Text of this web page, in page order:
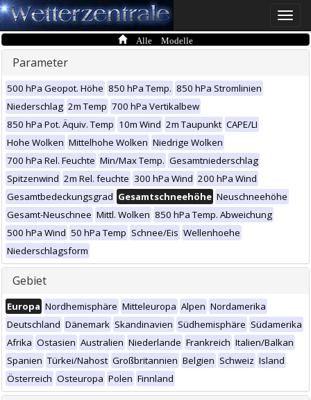
Toggle
Alle Modelle
Parameter
500 hPa Geopot. Höhe 850 hPa Temp. 850 hPa Stromlinien
Niederschlag 2m Temp 700 hPa Vertikalbew
850 hPa Pot. Äquiv. Temp 10m Wind 2m Taupunkt CAPE/LI
Hohe Wolken Mittelhohe Wolken Niedrige Wolken
700 hPa Rel. Feuchte Min/Max Temp. Gesamtniederschlag
Spitzenwind 2m Rel. feuchte 300 hPa Wind 200 hPa Wind
Gesamtbedeckungsgrad Gesamtschneehöhe Neuschneehöhe
Gesamt-Neuschnee Mittl. Wolken 850 hPa Temp. Abweichung
500 hPa Wind 50 hPa Temp Schnee/Eis Wellenhoehe
Niederschlagsform
Gebiet
Europa Nordhemisphäre Mitteleuropa Alpen Nordamerika
Deutschland Dänemark Skandinavien Südhemisphäre Südamerika
Afrika Ostasien Australien Niederlande Frankreich Italien/Balkan
Spanien Türkei/Nahost Großbritannien Belgien Schweiz Island
Österreich Osteuropa Polen Finnland